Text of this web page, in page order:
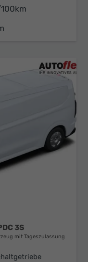
3S
mit Tageszulassung